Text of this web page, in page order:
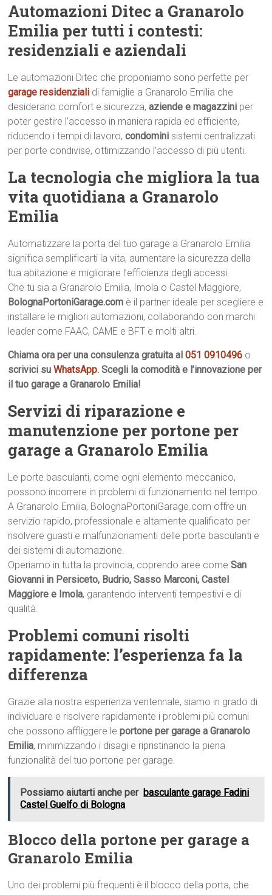
Automazioni Ditec a Granarolo
Emilia per tutti i contesti:
residenziali e aziendali
Le automazioni Ditec che proponiamo sono perfette per
garage residenziali di famiglie a Granarolo Emilia che
desiderano comfort e sicurezza,aziende e magazzini per
poter gestire l’accesso in maniera rapida ed efficiente,
riducendo i tempi di lavoro,condomini sistemi centralizzati
per porte condivise, ottimizzando l’accesso di più utenti.
La tecnologia che migliora la tua
vita quotidiana a Granarolo
Emilia
Automatizzare la porta del tuo garage a Granarolo Emilia
significa semplificarti la vita, aumentare la sicurezza della
tua abitazione e migliorare l’efficienza degli accessi.
Che tu sia a Granarolo Emilia, Imola o Castel Maggiore,
BolognaPortoniGarage.com è il partner ideale per scegliere e
installare le migliori automazioni, collaborando con marchi
leader come FAAC, CAME e BFT e molti altri.
Chiama ora per una consulenza gratuita al051 0910496 o
scrivici suWhatsApp. Scegli la comodità e l’innovazione per
il tuo garage a Granarolo Emilia!
Servizi di riparazione e
manutenzione per portone per
garage a Granarolo Emilia
Le porte basculanti, come ogni elemento meccanico,
possono incorrere in problemi di funzionamento nel tempo.
A Granarolo Emilia, BolognaPortoniGarage.com offre un
servizio rapido, professionale e altamente qualificato per
risolvere guasti e malfunzionamenti delle porte basculanti e
dei sistemi di automazione.
Operiamo in tutta la provincia, coprendo aree comeSan
Giovanni in Persiceto, Budrio, Sasso Marconi, Castel
Maggiore e Imola, garantendo interventi tempestivi e di
qualità.
Problemi comuni risolti
rapidamente: l’esperienza fa la
differenza
Grazie alla nostra esperienza ventennale, siamo in grado di
individuare e risolvere rapidamente i problemi più comuni
che possono affliggere leportone per garage a Granarolo
Emilia, minimizzando i disagi e ripristinando la piena
funzionalità del tuo portone per garage.
Possiamo aiutarti anche per basculante garage Fadini
Castel Guelfo di Bologna
Blocco della portone per garage a
Granarolo Emilia
Uno dei problemi più frequenti è il blocco della porta, che